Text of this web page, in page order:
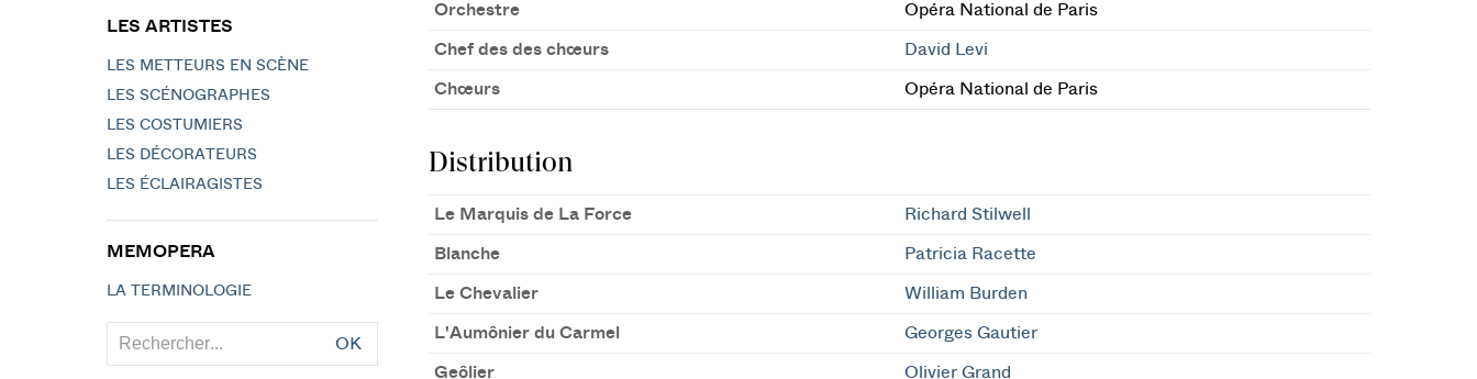
Orchestre Opéra National de Paris
Chef des des chœurs David Levi
Chœurs Opéra National de Paris
Distribution
Le Marquis de La Force Richard Stilwell
Blanche Patricia Racette
Le Chevalier William Burden
L'Aumônier du Carmel Georges Gautier
Geôlier Olivier Grand
LES ARTISTES
LES METTEURS EN SCÈNE
LES SCÉNOGRAPHES
LES COSTUMIERS
LES DÉCORATEURS
LES ÉCLAIRAGISTES
MEMOPERA
LA TERMINOLOGIE
OK